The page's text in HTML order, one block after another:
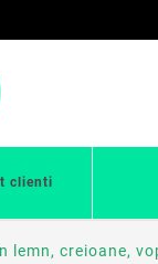
clienti
lemn, creioane,